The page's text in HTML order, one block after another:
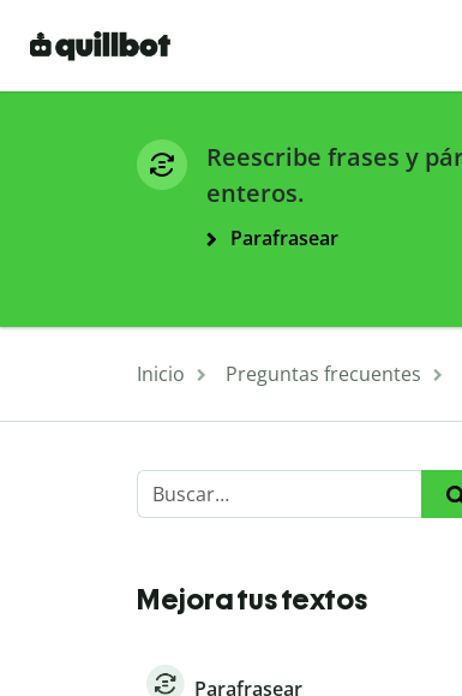
Reescribe frases y
enteros.
Parafrasear
Inicio Preguntas frecuentes
Mejora tus textos
Parafrasear